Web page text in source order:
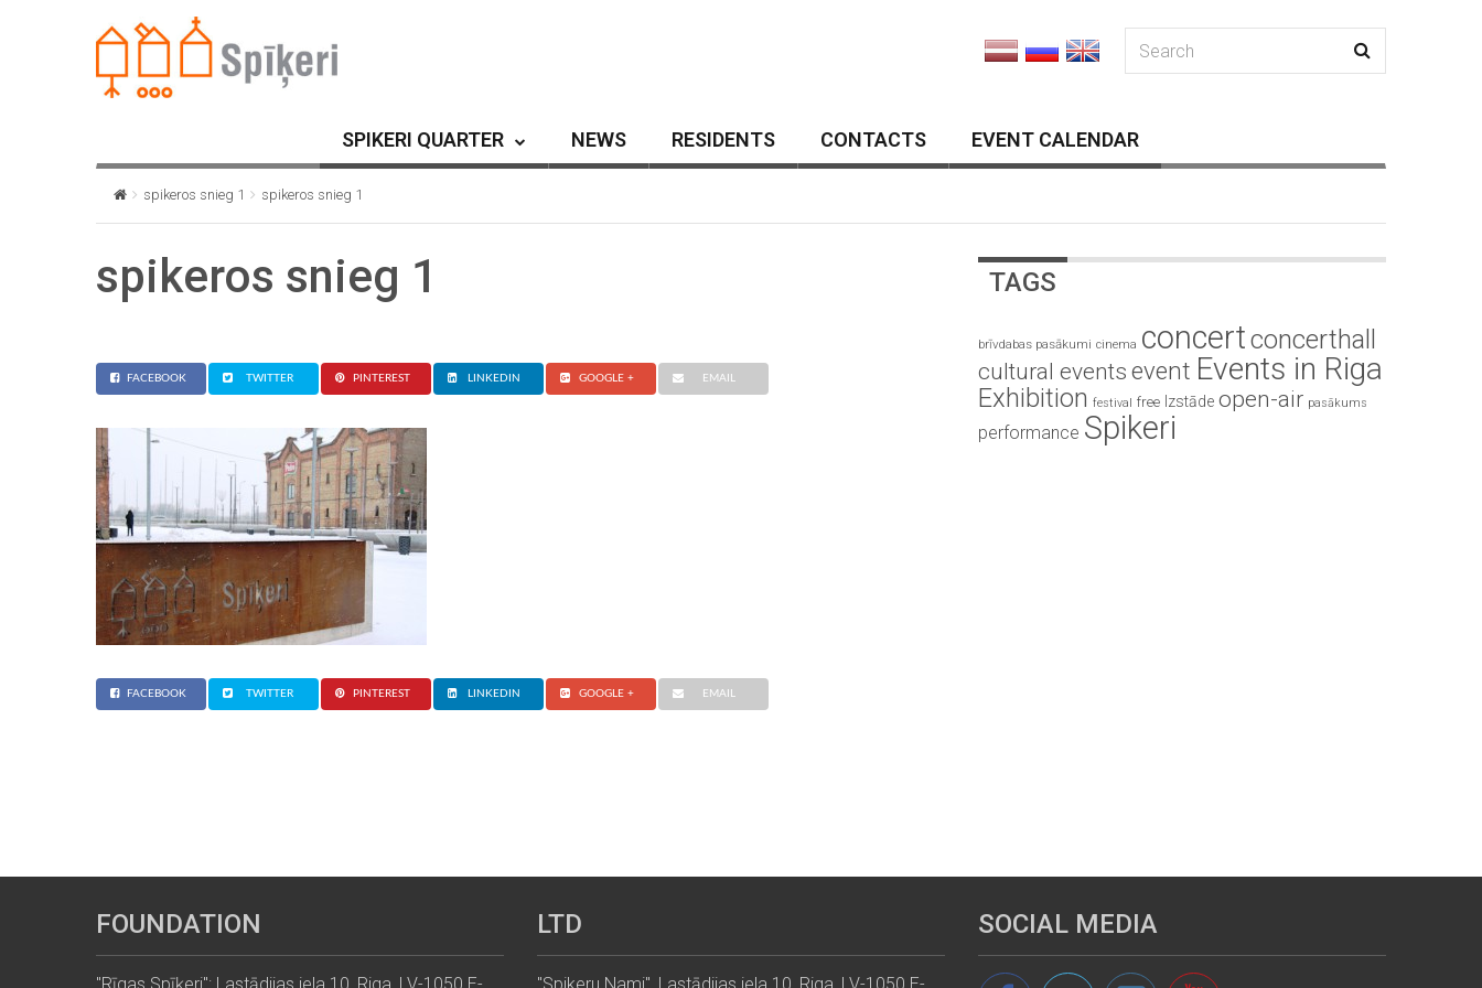
SPIKERI QUARTER NEWS RESIDENTS CONTACTS EVENT CALENDAR
spikeros snieg 1 spikeros snieg 1
spikeros snieg 1
FACEBOOK TWITTER PINTEREST LINKEDIN GOOGLE + EMAIL
FACEBOOK TWITTER PINTEREST LINKEDIN GOOGLE + EMAIL
TAGS
brīvdabas pasākumi cinema concertconcerthall
cultural events event Events in Riga
Exhibition festival free Izstāde open-air pasākums
performance Spikeri
FOUNDATION LTD SOCIAL MEDIA